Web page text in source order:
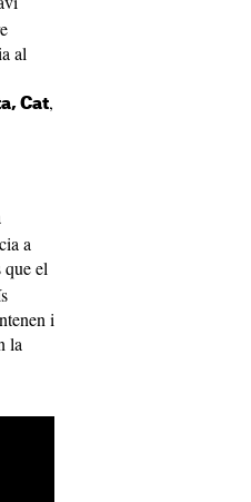
al
Cat,
a
que el
i
la